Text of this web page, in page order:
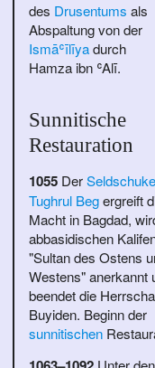
des Drusentums als
Abspaltung von der
Ismāʿīlīyadurch
Hamza ibn ʿAlī.
Sunnitische
Restauration
1055DerSeldschuke
Tughrul Begergreift
Macht in Bagdad,
abbasidischen
"Sultan des Ostens
Westens" anerkannt
beendet die
Buyiden. Beginn der
sunnitischen